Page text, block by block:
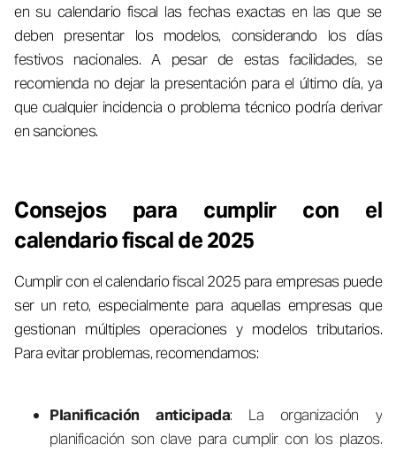
en su calendario fiscal las fechas exactas en las que se
deben presentar los modelos, considerando los días
festivos nacionales. A pesar de estas facilidades, se
recomienda no dejar la presentación para el último día, ya
que cualquier incidencia o problema técnico podría derivar
en sanciones.
Consejos para cumplir con el
calendario fiscal de 2025
Cumplir con el calendario fiscal 2025 para empresas puede
ser un reto, especialmente para aquellas empresas que
gestionan múltiples operaciones y modelos tributarios.
Para evitar problemas, recomendamos:
Planificación anticipada: La organización y
planificación son clave para cumplir con los plazos.